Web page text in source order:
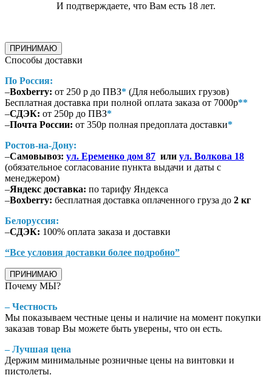
И подтверждаете, что Вам есть 18 лет.
ПРИНИМАЮ
Способы доставки
По Россия:
–Boxberry: от 250 р до ПВЗ* (Для небольших грузов)
Бесплатная доставка при полной оплата заказа от 7000р**
–СДЭК: от 250р до ПВЗ*
–Почта России: от 350р полная предоплата доставки*
Ростов-на-Дону:
–Самовывоз: ул. Еременко дом 87 или ул. Волкова 18
(обязательное согласование пункта выдачи и даты с
менеджером)
–Яндекс доставка: по тарифу Яндекса
–Boxberry: бесплатная доставка оплаченного груза до 2 кг
Белоруссия:
–СДЭК: 100% оплата заказа и доставки
“Все условия доставки более подробно”
ПРИНИМАЮ
Почему МЫ?
– Честность
Мы показываем честные цены и наличие на момент покупки
заказав товар Вы можете быть уверены, что он есть.
– Лучшая цена
Держим минимальные розничные цены на винтовки и
пистолеты.